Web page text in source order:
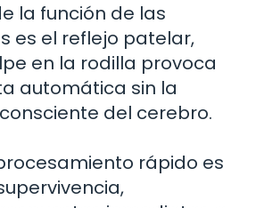
la función de las
es el reflejo patelar,
en la rodilla provoca
automática sin la
del cerebro.
rápido es